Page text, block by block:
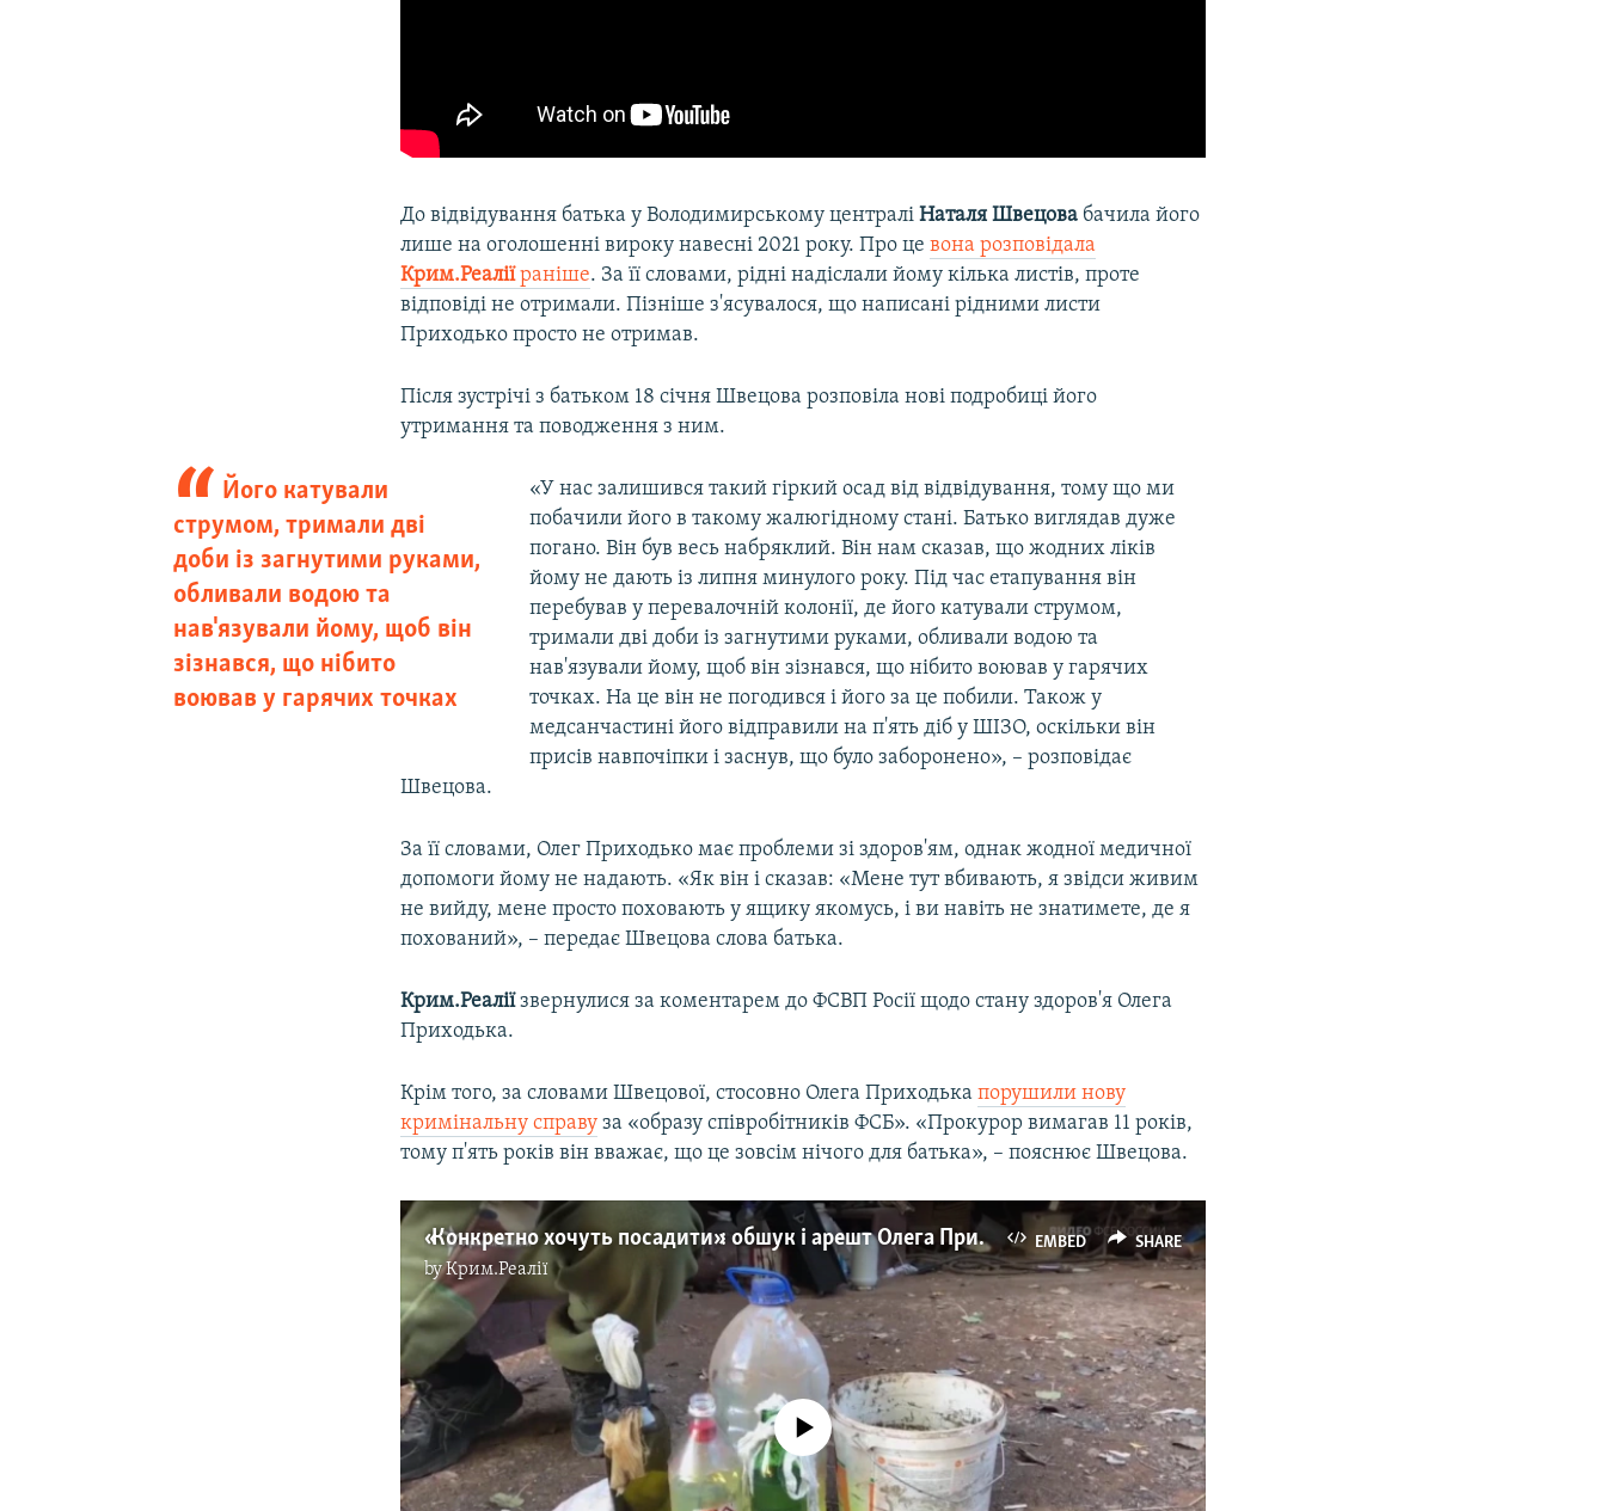
До відвідування батька у Володимирському централіНаталя Швецова бачила його
лише на оголошенні вироку навесні 2021 року. Про цевона розповідала
Крим.Реаліїраніше. За її словами, рідні надіслали йому кілька листів, проте
відповіді не отримали. Пізніше з'ясувалося, що написані рідними листи
Приходько просто не отримав.
Після зустрічі з батьком 18 січня Швецова розповіла нові подробиці його
утримання та поводження з ним.
Його катували
струмом, тримали дві
доби із загнутими руками,
обливали водою та
нав'язували йому, щоб він
зізнався, що нібито
воював у гарячих точках
«У нас залишився такий гіркий осад від відвідування, тому що ми
побачили його в такому жалюгідному стані. Батько виглядав дуже
погано. Він був весь набряклий. Він нам сказав, що жодних ліків
йому не дають із липня минулого року. Під час етапування він
перебував у перевалочній колонії, де його катували струмом,
тримали дві доби із загнутими руками, обливали водою та
нав'язували йому, щоб він зізнався, що нібито воював у гарячих
точках. На це він не погодився і його за це побили. Також у
медсанчастині його відправили на п'ять діб у ШІЗО, оскільки він
присів навпочіпки і заснув, що було заборонено», – розповідає
Швецова.
За її словами, Олег Приходько має проблеми зі здоров'ям, однак жодної медичної
допомоги йому не надають. «Як він і сказав: «Мене тут вбивають, я звідси живим
не вийду, мене просто поховають у ящику якомусь, і ви навіть не знатимете, де я
похований», – передає Швецова слова батька.
Крим.Реаліїзвернулися за коментарем до ФСВП Росії щодо стану здоров'я Олега
Приходька.
Крім того, за словами Швецової, стосовно Олега Приходькапорушили нову
кримінальну справу за «образу співробітників ФСБ». «Прокурор вимагав 11 років,
тому п'ять років він вважає, що це зовсім нічого для батька», – пояснює Швецова.
EMBED SHARE
«Конкретно хочуть посадити»: обшук і арешт Олега Приходька (відео)
byКрим.Реалії
No media source currently available